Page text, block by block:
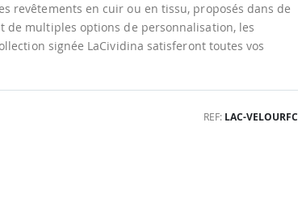
revêtements en cuir ou en tissu, proposés dans de
de multiples options de personnalisation, les
signée LaCividina satisferont toutes vos
REF LAC-VELOURFC